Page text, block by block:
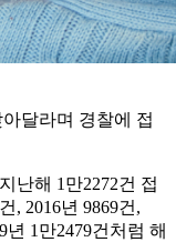
달라며 경찰에 접
난해 1만2272건 접
, 2016년 9869건,
년 1만2479건처럼 해